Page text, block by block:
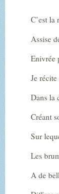
C’est la
Assise
Enivrée
Je
Dans la
Créant
Sur
Les
A de